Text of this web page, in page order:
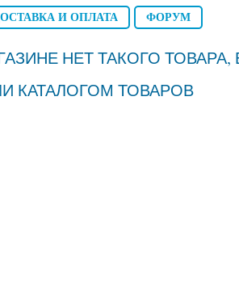
И ОПЛАТА ФОРУМ
НЕТ ТАКОГО
КАТАЛОГОМ ТОВАРОВ